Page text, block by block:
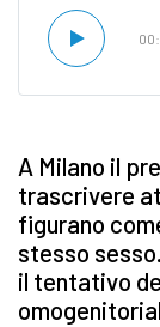
A Milano il
trascrivere
figurano
stesso
il tentativo